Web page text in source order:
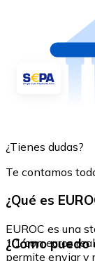
¿Tienes dudas?
Te contamos
¿Qué es
EUROC es una
1:1 con euros
permite enviar y
¿Cómo